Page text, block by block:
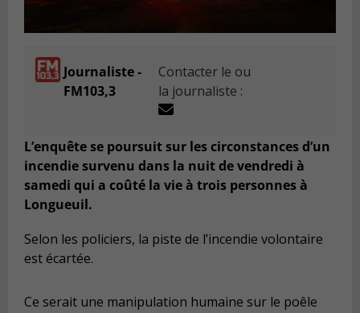
Journaliste -
FM103,3
Contacter le ou
la journaliste :
L’enquête se poursuit sur les circonstances d’un
incendie survenu dans la nuit de vendredi à
samedi qui a coûté la vie à trois personnes à
Longueuil.
Selon les policiers, la piste de l’incendie volontaire
est écartée.
Ce serait une manipulation humaine sur le poêle